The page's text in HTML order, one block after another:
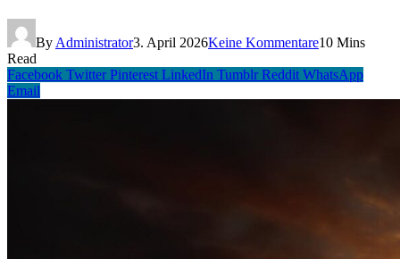
By Administrator3. April 2026Keine Kommentare10 Mins
Read
Facebook Twitter Pinterest LinkedIn Tumblr Reddit WhatsApp
Email